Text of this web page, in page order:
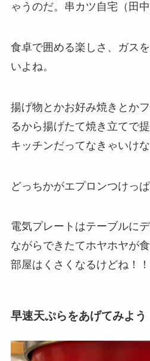
ゃうのだ。串カツ自宅（田中
食卓で囲める楽しさ、ガス
いよね。
揚げ物とかお好み焼きとか
るから揚げたて焼き立てで
キッチンだってなきゃいけな
どっちかがエプロンつけっ
電気プレートはテーブルに
ながらできたてホヤホヤが
部屋はくさくなるけどね！！
早速天ぷらをあげてみよう